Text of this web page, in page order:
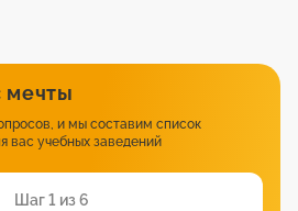
мечты
и мы составим список
вас учебных заведений
Шаг 1 из 6